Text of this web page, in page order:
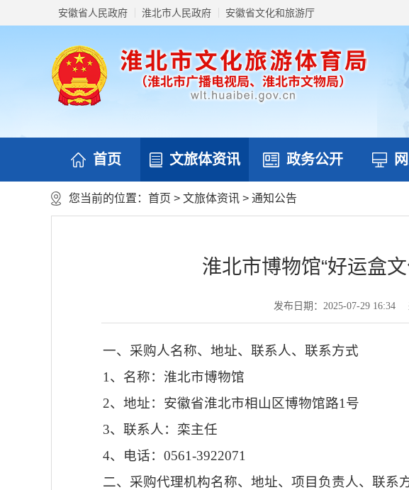
安徽省人民政府 淮北市人民政府 安徽省文化和旅游厅
首页 文旅体资讯 政务公开
您当前的位置： 首页 > 文旅体资讯 > 通知公告
淮北市博物馆“好运盒
发布日期：2025-07-29 16:34
一、采购人名称、地址、联系人、联系方式
1、名称：淮北市博物馆
2、地址：安徽省淮北市相山区博物馆路1号
3、联系人： 栾主任
4、电话：0561-3922071
二、采购代理机构名称、地址、项目负责人、联系